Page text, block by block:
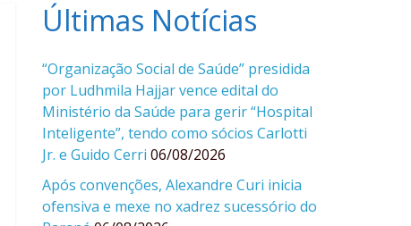
Últimas Notícias
“Organização Social de Saúde” presidida
por Ludhmila Hajjar vence edital do
Ministério da Saúde para gerir “Hospital
Inteligente”, tendo como sócios Carlotti
Jr. e Guido Cerri 06/08/2026
Após convenções, Alexandre Curi inicia
ofensiva e mexe no xadrez sucessório do